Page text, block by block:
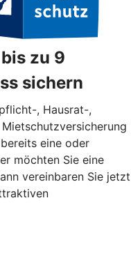
zu 9
sichern
, Hausrat-,
eine oder
möchten Sie eine
vereinbaren Sie jetzt